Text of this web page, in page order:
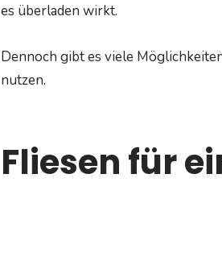
es überladen wirkt.
Dennoch gibt es viele
nutzen.
Fliesen für